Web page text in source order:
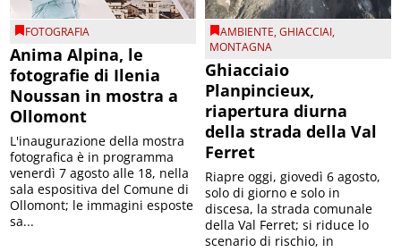
FOTOGRAFIA
Anima Alpina, le
fotografie di Ilenia
Noussan in mostra a
Ollomont
L'inaugurazione della mostra
fotografica è in programma
venerdì 7 agosto alle 18, nella
sala espositiva del Comune di
Ollomont; le immagini esposte
sa...
AMBIENTE,GHIACCIAI,
MONTAGNA
Ghiacciaio
Planpincieux,
riapertura diurna
della strada della Val
Ferret
Riapre oggi, giovedì 6 agosto,
solo di giorno e solo in
discesa, la strada comunale
della Val Ferret; si riduce lo
scenario di rischio, in